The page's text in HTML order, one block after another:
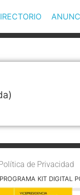
de Privacidad
KIT DIGITAL